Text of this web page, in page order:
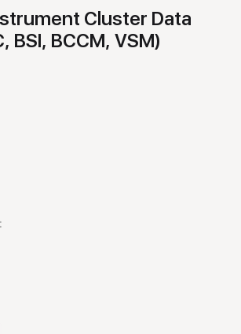
Cluster Data
BSI, BCCM, VSM)